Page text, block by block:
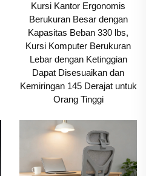
Kursi Kantor Ergonomis
Berukuran Besar dengan
Kapasitas Beban 330 lbs,
Kursi Komputer Berukuran
Lebar dengan Ketinggian
Dapat Disesuaikan dan
Kemiringan 145 Derajat untuk
Orang Tinggi